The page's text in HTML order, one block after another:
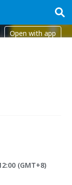
Open with app
(GMT+8)